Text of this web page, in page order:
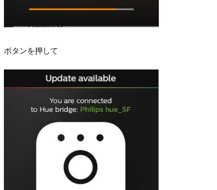
ボタンを押して